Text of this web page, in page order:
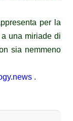
per la
una miriade di
sia nemmeno
.